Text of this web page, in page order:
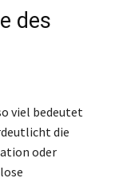
des
viel bedeutet
die
oder